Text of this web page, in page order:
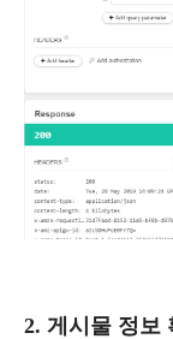
2. 게시물 정보